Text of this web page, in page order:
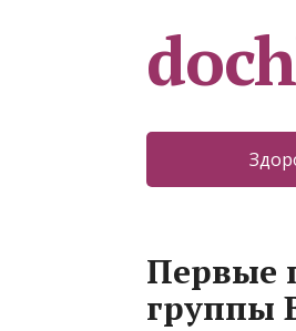
Первые
группы